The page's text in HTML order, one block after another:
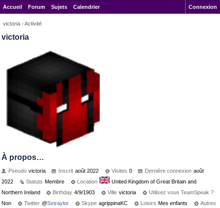
Accueil Forum Sujets Calendrier Connexion
victoria › Activité
victoria
À propos…
Pseudo victoria Inscrit août 2022 Visites 0 Dernière connexion août
2022
Statuts Membre Location
United Kingdom of Great Britain and
Northern Ireland
Birthday 4/9/1903 Ville victoria
Utilisez vous TeamSpeak ?
Non
Twitter @Sstraylor Skype agrippinaKC Loisirs Mes enfants
Autres